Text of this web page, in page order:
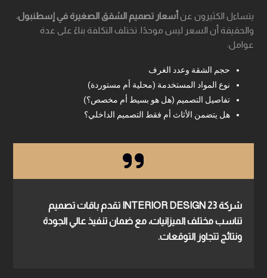
يتساءل الكثيرون عن أسعار تصميم الشقق الصغيرة في إسطنبول،
والحقيقة أن السعر ليس موحدًا. تختلف التكلفة بناءً على عدة
عوامل:
حجم الشقة وعدد الغرف
نوع المواد المستخدمة (محلية أم مستوردة)
تفاصيل التصميم (هل هو بسيط أم مخصص؟)
هل يتضمن الأثاث أم فقط التصميم الداخلي؟
شركة23 INTERIOR DESIGN
تقدم باقات تصميم
تناسب مختلف الميزانيات، مع ضمان تنفيذ عالي الجودة
ونتائج تتجاوز التوقعات.